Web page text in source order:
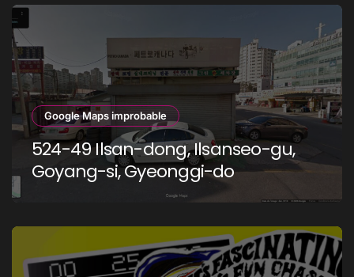
Google Maps improbable
524-49 Ilsan-dong, Ilsanseo-gu,
Goyang-si, Gyeonggi-do